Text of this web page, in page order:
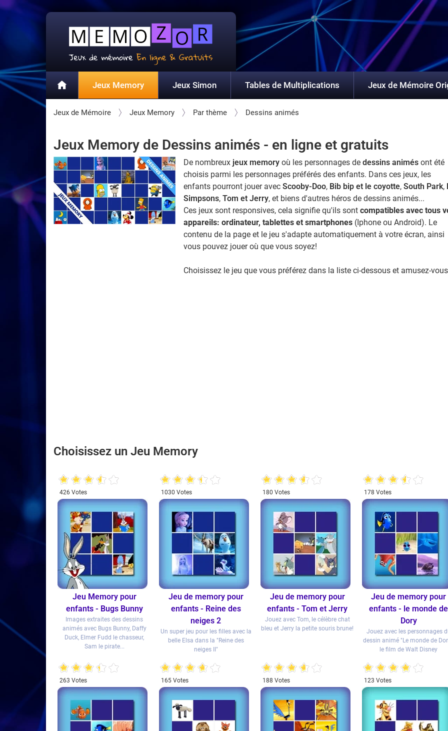
Jeux Memory Jeux Simon Tables de Multiplications Jeux de Mémoire
Jeux de Mémoire Jeux Memory Par thème Dessins animés
Jeux Memory de Dessins animés - en ligne et gratuits
De nombreux jeux memoryoù les personnages de dessins animésont été
choisis parmi les personnages préférés des enfants. Dans ces jeux, les
enfants pourront jouer avec Scooby-Doo, Bib bip et le coyotte, South Park,
Simpsons, Tom et Jerry, et biens d'autres héros de dessins animés...
Ces jeux sont responsives, cela signifie qu'ils sont compatibles avec tous
appareils: ordinateur, tablettes et smartphones(Iphone ou Android). Le
contenu de la page et le jeu s'adapte automatiquement à votre écran, ainsi
vous pouvez jouer où que vous soyez!
Choisissez le jeu que vous préférez dans la liste ci-dessous et amusez-
Choisissez un Jeu Memory
426 Votes
Jeu Memory pour
enfants - Bugs Bunny
Images extraites des dessins
animés avec Bugs Bunny, Daffy
Duck, Elmer Fudd le chasseur,
Sam le pirate...
1030 Votes
Jeu de memory pour
enfants - Reine des
neiges 2
Un super jeu pour les filles avec la
belle Elsa dans la "Reine des
neiges II"
180 Votes
Jeu de memory pour
enfants - Tom et Jerry
Jouez avec Tom, le célèbre chat
bleu et Jerry la petite souris brune!
1
178 Votes
Jeu de memory pour
enfants - le monde de
Dory
Jouez avec les personnages
dessin animé "Le monde de
le film de Walt Disney
263 Votes 165 Votes 188 Votes
1
123 Votes